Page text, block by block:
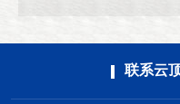
联系云